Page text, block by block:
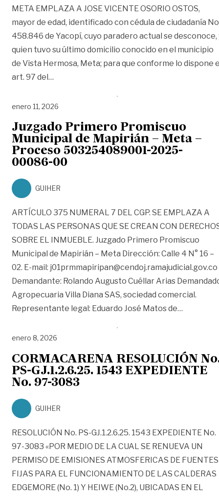
META EMPLAZA A JOSE VICENTE OSORIO OSTOS,
mayor de edad, identificado con cédula de ciudadanía
458.846 de Yacopí, cuyo paradero actual se desconoce,
quien tuvo su último domicilio conocido en el municipio
de Vista Hermosa, Meta; para que conforme lo dispone
art. 97 del…
enero 11, 2026
Juzgado Primero Promiscuo
Municipal de Mapirián – Meta –
Proceso 503254089001-2025-
00086-00
GUIHER
ARTÍCULO 375 NUMERAL 7 DEL CGP. SE EMPLAZA A
TODAS LAS PERSONAS QUE SE CREAN CON
SOBRE EL INMUEBLE. Juzgado Primero Promiscuo
Municipal de Mapirián – Meta Dirección: Calle 4 N° 16 –
02. E-mail: j01prmmapiripan@cendoj.ramajudicial.gov.co
Demandante: Rolando Augusto Cuéllar Arias
Agropecuaria Villa Diana SAS, sociedad comercial.
Representante legal: Eduardo José Matos de…
enero 8, 2026
CORMACARENA RESOLUCIÓN
PS-GJ.1.2.6.25. 1543 EXPEDIENTE
No. 97-3083
GUIHER
RESOLUCIÓN No. PS-GJ.1.2.6.25. 1543 EXPEDIENTE No.
97-3083 «POR MEDIO DE LA CUAL SE RENUEVA UN
PERMISO DE EMISIONES ATMOSFERICAS DE FUENTES
FIJAS PARA EL FUNCIONAMIENTO DE LAS CALDERAS
EDGEMORE (No. 1) Y HEIWE (No.2), UBICADAS EN EL